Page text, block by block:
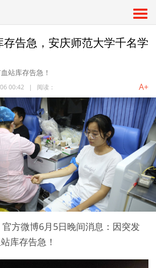
告急，安庆师范大学千名学
站库存告急！
00:42 | 阅读： A+
官方微博6月5日晚间消息：因突发
库存告急！